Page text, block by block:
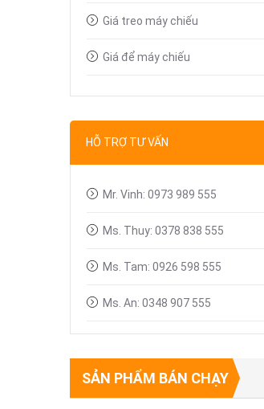
Giá treo máy chiếu
Giá để máy chiếu
Bút trình chiếu
Linh kiện máy chiếu
HỖ TRỢ TƯ VẤN
Mr. Vinh: 0973 989 555
Ms. Thuy: 0378 838 555
Ms. Tam: 0926 598 555
Ms. An: 0348 907 555
SẢN PHẨM BÁN CHẠY